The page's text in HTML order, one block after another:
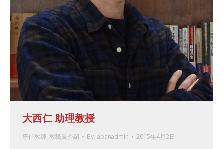
大西仁 助理教授
專任教師, 教職員介紹 By japanadmin 2015年4月2日